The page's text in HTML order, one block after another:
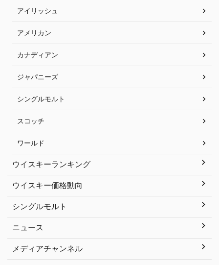
アイリッシュ
アメリカン
カナディアン
ジャパニーズ
シングルモルト
スコッチ
ワールド
ウイスキーランキング
ウイスキー価格動向
シングルモルト
ニュース
メディアチャンネル